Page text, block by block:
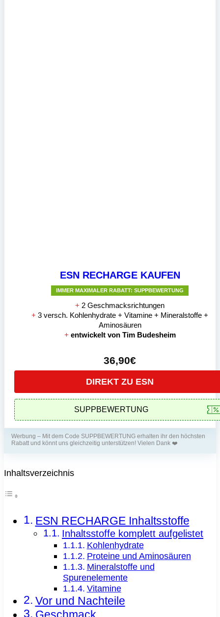
ESN RECHARGE KAUFEN
IMMER MAXIMALER RABATT: SUPPBEWERTUNG
+ 2 Geschmacksrichtungen
+ 3 versch. Kohlenhydrate + Vitamine + Mineralstoffe +
Aminosäuren
+ entwickelt von Tim Budesheim
36,90€
DIREKT ZU ESN
Werbung – Mit dem Code SUPPBEWERTUNG erhalten ihr den höchsten
Rabatt und könnt uns gleichzeitig unterstützen! Vielen Dank ❤️
Inhaltsverzeichnis
ESN RECHARGE Inhaltsstoffe
Inhaltsstoffe komplett aufgelistet
Kohlenhydrate
Proteine und Aminosäuren
Mineralstoffe und
Spurenelemente
Vitamine
Vor und Nachteile